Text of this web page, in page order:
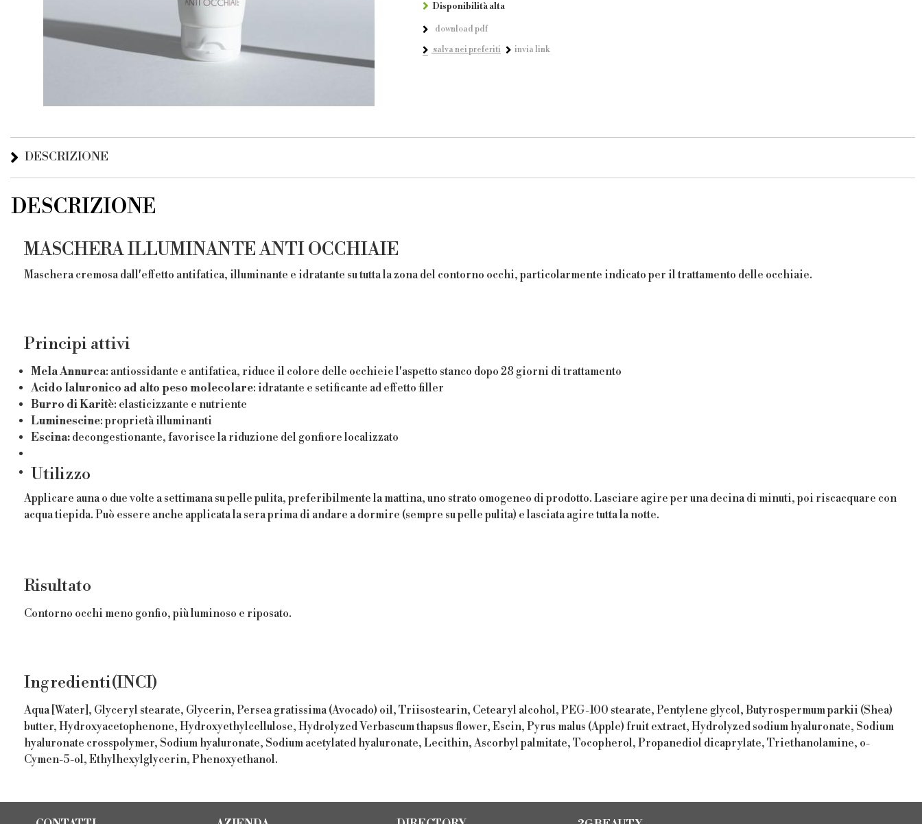
Disponibilità alta
download pdf
salva nei preferiti
invia link
DESCRIZIONE
DESCRIZIONE
MASCHERA ILLUMINANTE ANTI OCCHIAIE
Maschera cremosa dall'effetto antifatica, illuminante e idratante su tutta la zona del contorno occhi, particolarmente indicato per il trattamento delle occhiaie.
Principi attivi
Mela Annurca: antiossidante e antifatica, riduce il colore delle occhieie l'aspetto stanco dopo 28 giorni di trattamento
Acido Ialuronico ad alto peso molecolare: idratante e setificante ad effetto filler
Burro di Karitè: elasticizzante e nutriente
Luminescine: proprietà illuminanti
Escina: decongestionante, favorisce la riduzione del gonfiore localizzato
Utilizzo
Applicare auna o due volte a settimana su pelle pulita, preferibilmente la mattina, uno strato omogeneo di prodotto. Lasciare agire per una decina di minuti, poi riscacquare con
acqua tiepida. Può essere anche applicata la sera prima di andare a dormire (sempre su pelle pulita) e lasciata agire tutta la notte.
Risultato
Contorno occhi meno gonfio, più luminoso e riposato.
Ingredienti(INCI)
Aqua [Water], Glyceryl stearate, Glycerin, Persea gratissima (Avocado) oil, Triisostearin, Cetearyl alcohol, PEG-100 stearate, Pentylene glycol, Butyrospermum parkii (Shea)
butter, Hydroxyacetophenone, Hydroxyethylcellulose, Hydrolyzed Verbascum thapsus flower, Escin, Pyrus malus (Apple) fruit extract, Hydrolyzed sodium hyaluronate, Sodium
hyaluronate crosspolymer, Sodium hyaluronate, Sodium acetylated hyaluronate, Lecithin, Ascorbyl palmitate, Tocopherol, Propanediol dicaprylate, Triethanolamine, o-
Cymen-5-ol, Ethylhexylglycerin, Phenoxyethanol.